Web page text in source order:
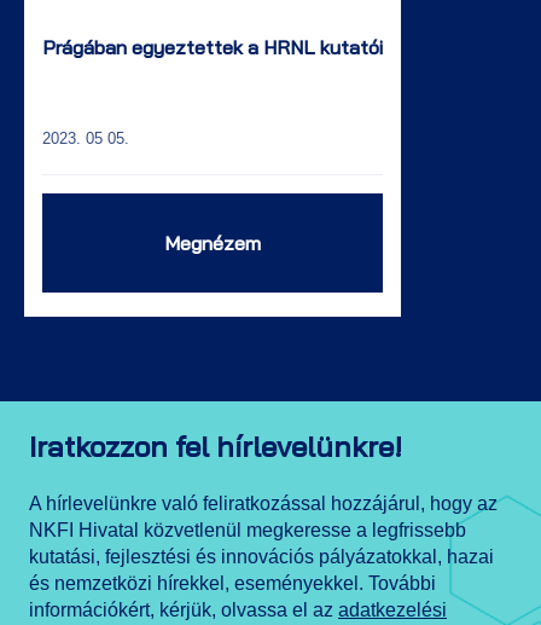
Prágában egyeztettek a HRNL kutatói
2023. 05 05.
Megnézem
Iratkozzon fel hírlevelünkre!
A hírlevelünkre való feliratkozással hozzájárul, hogy az
NKFI Hivatal közvetlenül megkeresse a legfrissebb
kutatási, fejlesztési és innovációs pályázatokkal, hazai
és nemzetközi hírekkel, eseményekkel. További
információkért, kérjük, olvassa el az adatkezelési